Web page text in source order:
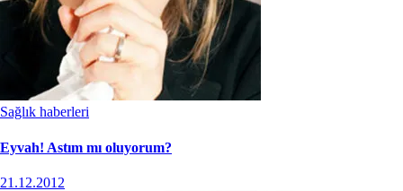
Sağlık haberleri
Eyvah! Astım mı oluyorum?
21.12.2012